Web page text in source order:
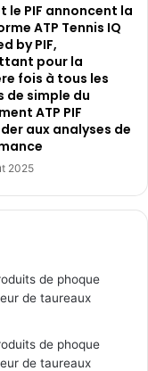
le PIF annoncent la
ATP Tennis IQ
by PIF,
pour la
fois à tous les
de simple du
ATP PIF
aux analyses de
2025
de phoque
de taureaux
de phoque
de taureaux